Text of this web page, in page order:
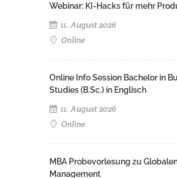
Webinar: KI-Hacks für mehr
11. August 2026
Online
Online Info Session Bachelor in
Studies (B.Sc.) in Englisch
11. August 2026
Online
MBA Probevorlesung zu
Management